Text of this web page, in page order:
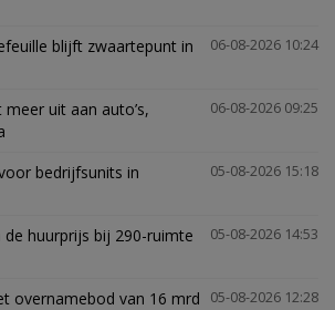
06-08-2026 10:24
blijft zwaartepunt in
06-08-2026 09:25
uit aan auto’s,
05-08-2026 15:18
bedrijfsunits in
05-08-2026 14:53
de huurprijs bij 290-ruimte
05-08-2026 12:28
overnamebod van 16 mrd